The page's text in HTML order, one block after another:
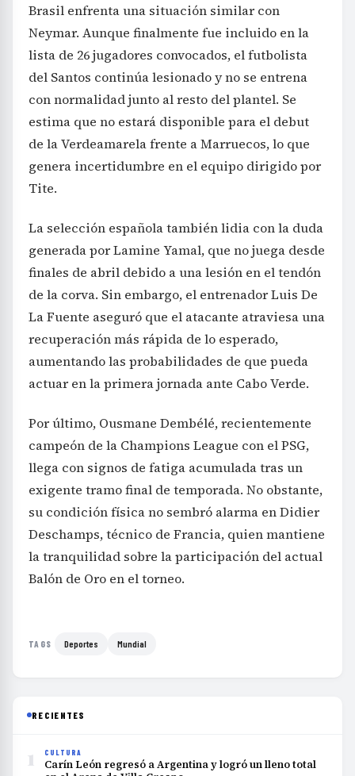
Brasil enfrenta una situación similar con
Neymar. Aunque finalmente fue incluido en la
lista de 26 jugadores convocados, el futbolista
del Santos continúa lesionado y no se entrena
con normalidad junto al resto del plantel. Se
estima que no estará disponible para el debut
de la Verdeamarela frente a Marruecos, lo que
genera incertidumbre en el equipo dirigido por
Tite.
La selección española también lidia con la duda
generada por Lamine Yamal, que no juega desde
finales de abril debido a una lesión en el tendón
de la corva. Sin embargo, el entrenador Luis De
La Fuente aseguró que el atacante atraviesa una
recuperación más rápida de lo esperado,
aumentando las probabilidades de que pueda
actuar en la primera jornada ante Cabo Verde.
Por último, Ousmane Dembélé, recientemente
campeón de la Champions League con el PSG,
llega con signos de fatiga acumulada tras un
exigente tramo final de temporada. No obstante,
su condición física no sembró alarma en Didier
Deschamps, técnico de Francia, quien mantiene
la tranquilidad sobre la participación del actual
Balón de Oro en el torneo.
TAGS Deportes Mundial
RECIENTES
1 CULTURA
Carín León regresó a Argentina y logró un lleno total